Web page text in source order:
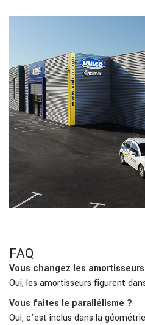
FAQ
Vous changez les
Oui, les amortisseurs figurent
Vous faites le parallélisme ?
Oui, c’est inclus dans la